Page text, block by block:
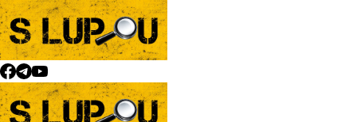
Menu
Search
Menu slupou.sk